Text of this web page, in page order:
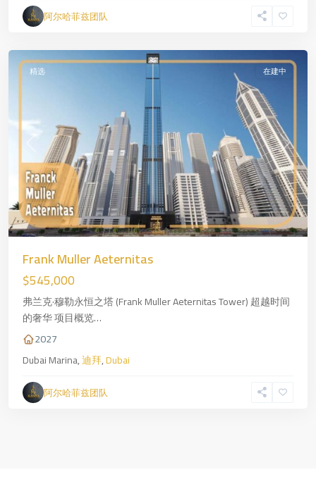
阿尔哈菲兹团队
迪
Previous Next
精选 在建中
Frank Muller Aeternitas
$545,000
弗兰克·穆勒永恒之塔 (Frank Muller Aeternitas Tower) 超越时间
的奢华 项目概览…
2027
Dubai Marina,迪拜,Dubai
阿尔哈菲兹团队